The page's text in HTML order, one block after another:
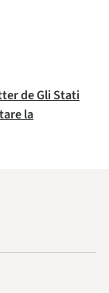
de Gli Stati
la